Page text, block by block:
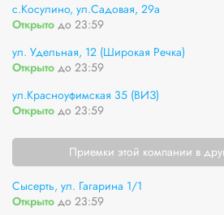
с.Косулино, ул.Садовая, 29а
Открыто до 23:59
ул. Удельная, 12 (Широкая Речка)
Открыто до 23:59
ул.Красноуфимская 35 (ВИЗ)
Открыто до 23:59
Приемки этой компании в
Сысерть, ул. Гагарина 1/1
Открыто до 23:59